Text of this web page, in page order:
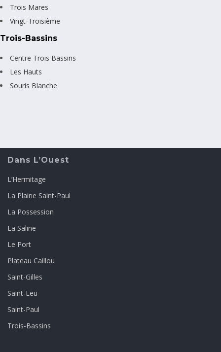
Trois Mares
Vingt-Troisième
Trois-Bassins
Centre Trois Bassins
Les Hauts
Souris Blanche
Dans L’Ouest
L’Hermitage
La Plaine Saint-Paul
La Possession
La Saline
Le Port
Plateau Caillou
Saint-Gilles
Saint-Leu
Saint-Paul
Trois-Bassins